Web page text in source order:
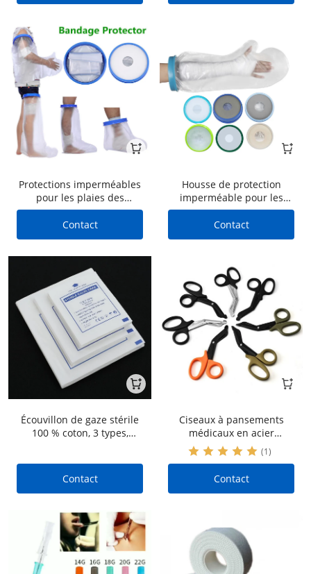
Protections imperméables
pour les plaies des
chevilles, des genoux et
des jambes pour les soins
postopératoires
Contact
Housse de protection
imperméable pour les
blessures postopératoires
Gants imperméables pour
les bras et les mains
Contact
Écouvillon de gaze stérile
100 % coton, 3 types,
Contact
Ciseaux à pansements
médicaux en acier
inoxydable en vrac pour
trousses de premiers
secours
(1)
Contact